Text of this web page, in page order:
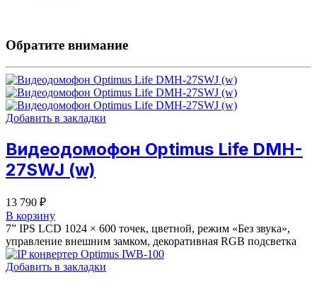
Обратите внимание
Добавить в закладки
Видеодомофон Optimus Life DMH-
27SWJ (w)
13 790 ₽
В корзину
7” IPS LCD 1024 × 600 точек, цветной, режим «Без звука»,
управление внешним замком, декоративная RGB подсветка
Добавить в закладки